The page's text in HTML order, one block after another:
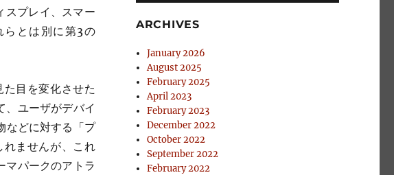
スプレイ、スマー
らとは別に第3の
目を変化させた
、ユーザがデバイ
などに対する「プ
れませんが、これ
マパークのアトラ
ARCHIVES
January 2026
August 2025
February 2025
April 2023
February 2023
December 2022
October 2022
September 2022
February 2022